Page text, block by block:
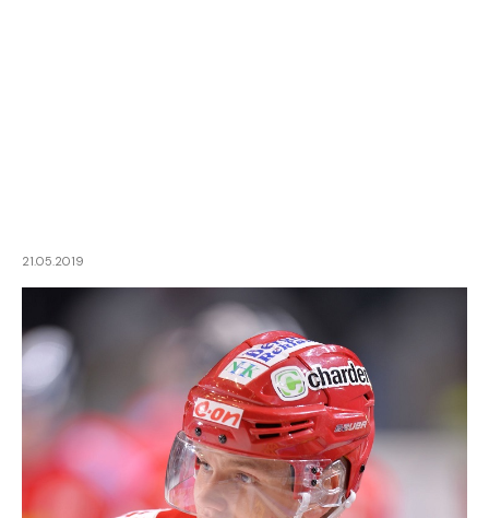
21.05.2019